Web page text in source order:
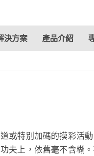
決方案 產品介紹
或特別加碼的摸彩活
夫上，依舊毫不含糊